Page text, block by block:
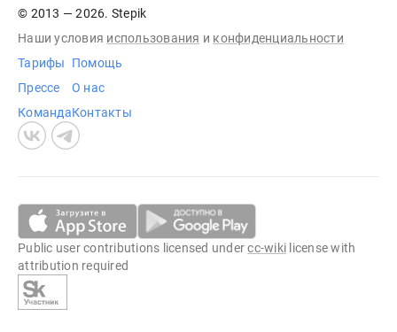
© 2013 — 2026. Stepik
Наши условия использования и конфиденциальности
Тарифы
Прессе
Команда
Помощь
О нас
Контакты
Public user contributions licensed undercc-wiki license with
attribution required